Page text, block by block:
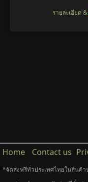
รายละเอียด &
Home Contact us
*จัดส่งฟรีทั่วประเทศไทยในสินค้